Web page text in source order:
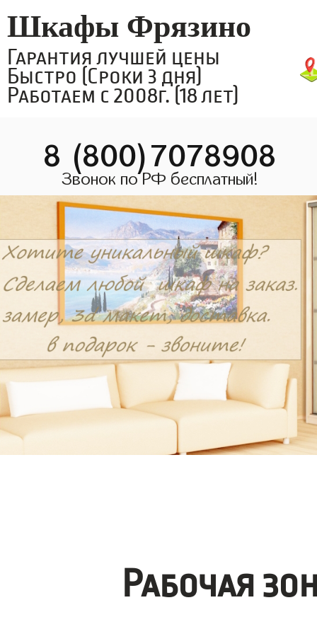
Шкафы Фрязино
Гарантия лучшей цены
Быстро (Сроки 3 дня)
Работаем с 2008г. (18 лет)
8 (800)7078908
Звонок по РФ бесплатный!
Рабочая